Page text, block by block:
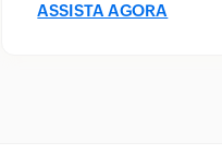
ASSISTA AGORA